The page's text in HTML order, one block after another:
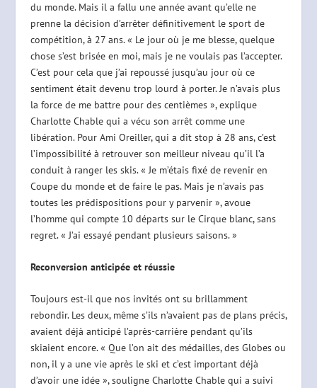
du monde. Mais il a fallu une année avant qu’elle ne
prenne la décision d’arrêter définitivement le sport de
compétition, à 27 ans. « Le jour où je me blesse, quelque
chose s’est brisée en moi, mais je ne voulais pas l’accepter.
C’est pour cela que j’ai repoussé jusqu’au jour où ce
sentiment était devenu trop lourd à porter. Je n’avais plus
la force de me battre pour des centièmes », explique
Charlotte Chable qui a vécu son arrêt comme une
libération. Pour Ami Oreiller, qui a dit stop à 28 ans, c’est
l’impossibilité à retrouver son meilleur niveau qu’il l’a
conduit à ranger les skis. « Je m’étais fixé de revenir en
Coupe du monde et de faire le pas. Mais je n’avais pas
toutes les prédispositions pour y parvenir », avoue
l’homme qui compte 10 départs sur le Cirque blanc, sans
regret. « J’ai essayé pendant plusieurs saisons. »
Reconversion anticipée et réussie
Toujours est-il que nos invités ont su brillamment
rebondir. Les deux, même s’ils n’avaient pas de plans précis,
avaient déjà anticipé l’après-carrière pendant qu’ils
skiaient encore. « Que l’on ait des médailles, des Globes ou
non, il y a une vie après le ski et c’est important déjà
d’avoir une idée », souligne Charlotte Chable qui a suivi